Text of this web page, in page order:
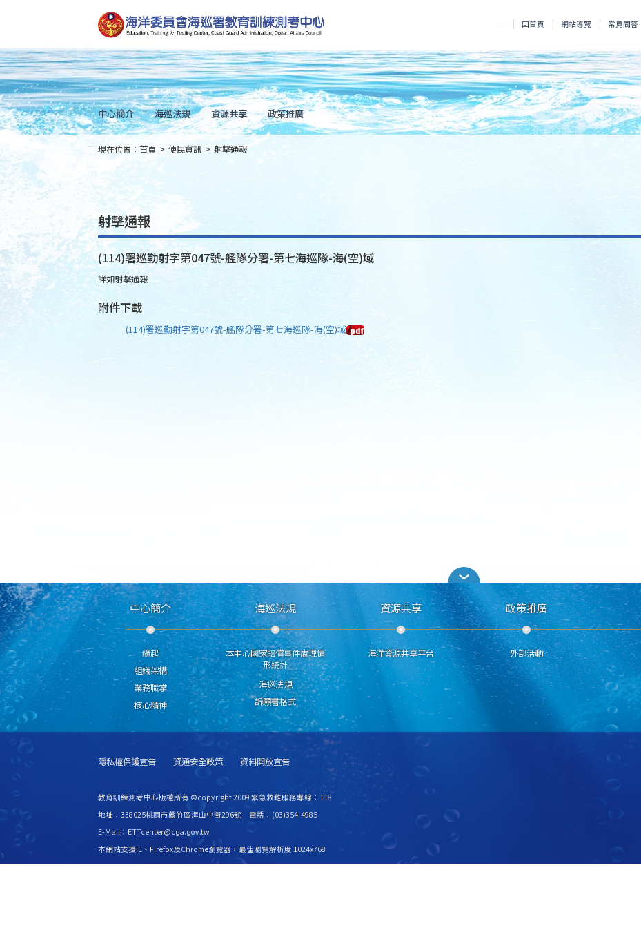
到
主
要
內
容
Skip
to
main
content
::: 回首頁 網站導覽 常見問答
中心簡介 海巡法規 資源共享 政策推廣
::: 現在位置： 首頁 > 便民資訊 > 射擊通報
射擊通報
(114)署巡勤射字第047號-艦隊分署-第七海巡隊-海(空)域
詳如射擊通報
附件下載
(114)署巡勤射字第047號-艦隊分署-第七海巡隊-海(空)域
中心簡介
緣起
組織架構
業務職掌
核心精神
海巡法規
本中心國家賠償事件處理情
形統計
海巡法規
訴願書格式
資源共享
海洋資源共享平台
政策推廣
外部活動
隱私權保護宣告 資通安全政策 資料開放宣告
教育訓練測考中心版權所有 ©copyright 2009 緊急救難服務專線：118
地址：338025桃園市蘆竹區海山中街296號 電話：(03)354-4985
E-Mail：ETTcenter@cga.gov.tw
本網站支援IE、Firefox及Chrome瀏覽器，最佳瀏覽解析度 1024x768
更新日期115年08月08日 瀏覽人次2531226